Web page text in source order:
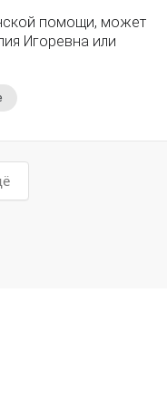
помощи, может
Игоревна или